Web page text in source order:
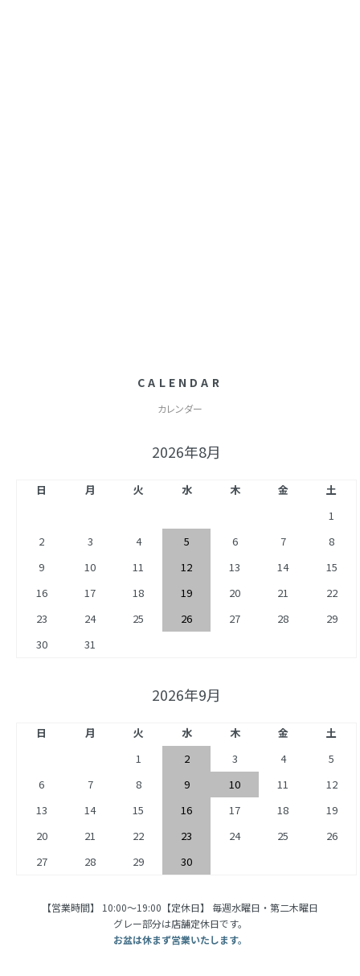
CALENDAR
カレンダー
2026年8月
日 月 火 水 木 金
土
1
2
3 4 5 6 7
8
9
10 11 12 13 14
15
16
17 18 19 20 21
22
23
24 25 26 27 28
29
30
31
2026年9月
日 月 火 水 木 金
土
1
2 3 4
5
6
7 8 9 10 11
12
13
14 15 16 17 18
19
20
21 22 23 24 25
26
27
28 29 30
【営業時間】 10:00〜19:00【定休日】 毎週水曜日・第二木曜日
グレー部分は店舗定休日です。
お盆は休まず営業いたします。